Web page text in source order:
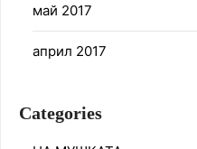
май 2017
април 2017
Categories